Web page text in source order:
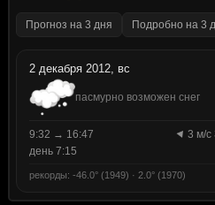
Прогноз на 3 дня Подробно на 3
2 декабря 2012, вс
пасмурно возможен снег
9:32 → 16:47
3 м/с
день 7:15
рекорды: -46.0° (1949) · 2.0° (1970)